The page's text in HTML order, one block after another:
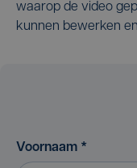
waarop de video
kunnen bewerken
Voornaam *